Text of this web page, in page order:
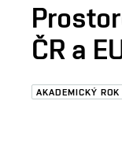
ČR a
AKADEMICKÝ